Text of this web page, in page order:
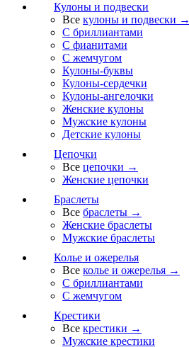
Кулоны и подвески
Все кулоны и подвески →
С бриллиантами
С фианитами
С жемчугом
Кулоны-буквы
Кулоны-сердечки
Кулоны-ангелочки
Женские кулоны
Мужские кулоны
Детские кулоны
Цепочки
Все цепочки →
Женские цепочки
Браслеты
Все браслеты →
Женские браслеты
Мужские браслеты
Колье и ожерелья
Все колье и ожерелья →
С бриллиантами
С жемчугом
Крестики
Все крестики →
Мужские крестики